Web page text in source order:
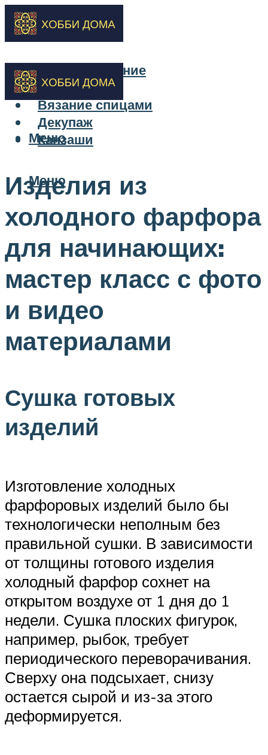
Бисероплетение
Вышивка
Вязание спицами
Декупаж
Канзаши
Меню
Меню
Изделия из
холодного фарфора
для начинающих:
мастер класс с фото
и видео
материалами
Сушка готовых
изделий
Изготовление холодных
фарфоровых изделий было бы
технологически неполным без
правильной сушки. В зависимости
от толщины готового изделия
холодный фарфор сохнет на
открытом воздухе от 1 дня до 1
недели. Сушка плоских фигурок,
например, рыбок, требует
периодического переворачивания.
Сверху она подсыхает, снизу
остается сырой и из-за этого
деформируется.